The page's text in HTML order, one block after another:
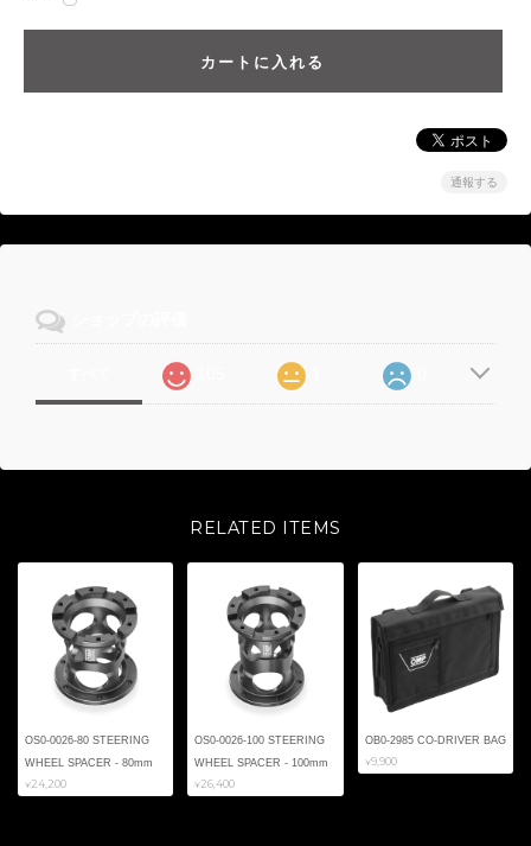
通報する
RELATED ITEMS
OS0-0026-80 STEERING
WHEEL SPACER - 80mm
¥24,200
OS0-0026-100 STEERING
WHEEL SPACER - 100mm
¥26,400
OB0-2985 CO-DRIVER BAG
¥9,900